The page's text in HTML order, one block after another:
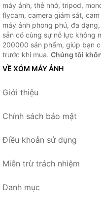
máy ảnh, thẻ nhớ, tripod,
flycam, camera giám sát,
máy ảnh phong phú, đa
sẵn có cùng sự nỗ lực không
200000 sản phẩm, giúp bạn
trước khi mua. Chúng tôi
VỀ XÓM MÁY ẢNH
Giới thiệu
Chính sách bảo mật
Điều khoản sử dụng
Miễn trừ trách nhiệm
Danh mục